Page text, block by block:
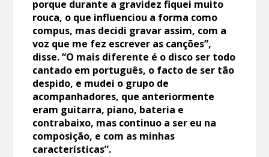
porque durante a gravidez fiquei muito
rouca, o que influenciou a forma como
compus, mas decidi gravar assim, com a
voz que me fez escrever as canções”,
disse. “O mais diferente é o disco ser todo
cantado em português, o facto de ser tão
despido, e mudei o grupo de
acompanhadores, que anteriormente
eram guitarra, piano, bateria e
contrabaixo, mas continuo a ser eu na
composição, e com as minhas
características”.